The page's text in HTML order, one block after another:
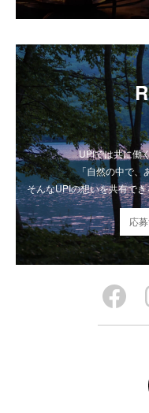
UPIでは共に働
「自然の中で、
そんなUPIの想いを共有で
応